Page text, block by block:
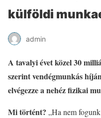
külföldi
admin
A tavalyi évet közel 30
szerint vendégmunkás
elvégezze a nehéz fizikai
Mi történt? „Ha nem